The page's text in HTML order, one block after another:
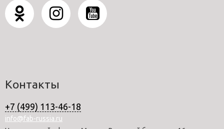
Контакты
+7 (499) 113-46-18
info@fab-russia.ru